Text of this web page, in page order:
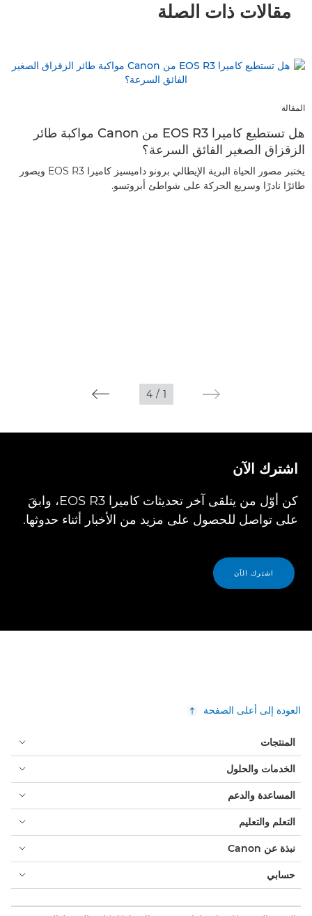
مقالات ذات الصلة
المقالة
هل تستطيع كاميرا EOS R3 من Canon مواكبة طائر
الزقزاق الصغير الفائق السرعة؟
يختبر مصور الحياة البرية الإيطالي برونو داميسيز كاميرا EOS R3 ويصور
طائرًا نادرًا وسريع الحركة على شواطئ أبروتسو.
1
/
4
اشترك الآن
كن أوّل من يتلقى آخر تحديثات كاميرا EOS R3، وابقَ
على تواصل للحصول على مزيد من الأخبار أثناء حدوثها.
اشترك الآن
العودة إلى أعلى الصفحة
المنتجات
الخدمات والحلول
المساعدة والدعم
التعلم والتعليم
نبذة عن Canon
حسابي